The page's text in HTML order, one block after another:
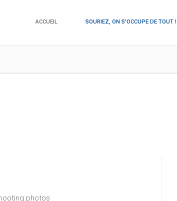
ACCUEIL SOURIEZ, ON S'OCCUPE DE TOUT !
photos